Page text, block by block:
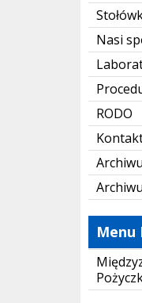
Nasi
RODO
Menu